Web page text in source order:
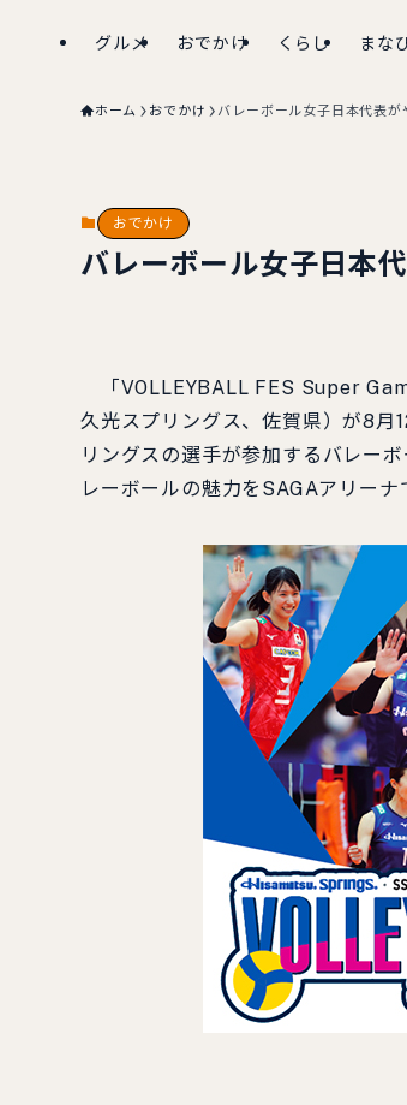
グルメ おでかけ くらし まな
ホーム おでかけ バレーボール女子日本代表
おでかけ
バレーボール女子日本
「VOLLEYBALL FES Super
久光スプリングス、佐賀県）が8
リングスの選手が参加するバレー
レーボールの魅力をSAGAアリー